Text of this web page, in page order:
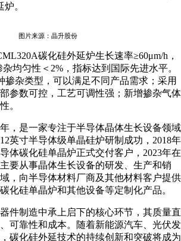
。
图片来源：晶升股份
碳化硅外延炉生长速率≥60μm/h，
均匀性＜2%，指标达到国际先进水平。
掺杂类型，可以满足不同产品需求；采用
参数可控，工艺可调性强；新增掺杂气体
。
，是一家专注于半导体晶体生长设备领域
英寸半导体级单晶硅炉研制成功，2018年
体碳化硅单晶炉正式交付客户，2023年在
要从事晶体生长设备的研发、生产和销
，向半导体材料厂商及其他材料客户提供
化硅单晶炉和其他设备等定制化产品。
件制造中承上启下的核心环节，其质量直
可靠性和成本。随着新能源汽车、光伏发
碳化硅外延技术的持续创新和突破将成为